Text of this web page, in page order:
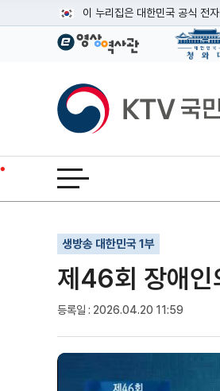
이 누리집은 대한민국 공식 전
공식 누리집 주소 확인하기
이밖에 or.kr 또는 .kr등 다른 도
운영중인 공식 누리집보기
KTV국민방송
전체메뉴 열기
생방송 대한민국 1부
제46회 장애인
등록일 : 2026.04.20 11:59
기사인쇄
글자확대
글자축소